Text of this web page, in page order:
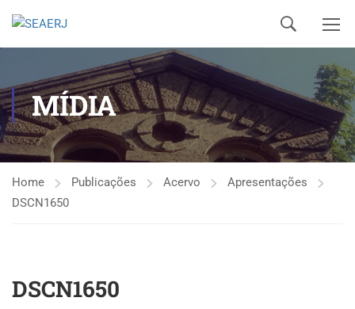
MÍDIA
Home Publicações Acervo
Apresentações
DSCN1650
DSCN1650